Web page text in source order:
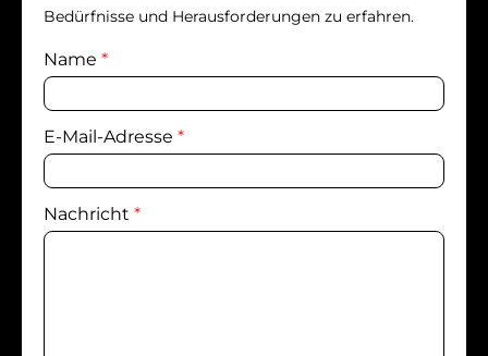
Bedürfnisse und Herausforderungen zu erfahren.
Name *
E-Mail-Adresse *
Nachricht *